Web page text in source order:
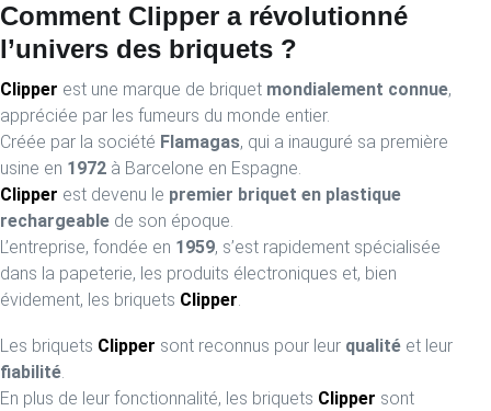
Comment Clipper a révolutionné
l’univers des briquets ?
Clipper est une marque de briquet mondialement connue,
appréciée par les fumeurs du monde entier.
Créée par la société Flamagas, qui a inauguré sa première
usine en 1972 à Barcelone en Espagne.
Clipper est devenu le premier briquet en plastique
rechargeable de son époque.
L’entreprise, fondée en 1959, s’est rapidement spécialisée
dans la papeterie, les produits électroniques et, bien
évidement, les briquets Clipper.
Les briquets Clipper sont reconnus pour leur qualité et leur
fiabilité.
En plus de leur fonctionnalité, les briquets Clipper sont